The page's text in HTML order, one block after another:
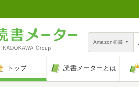
Amazon和書
トップ 読書メーターとは